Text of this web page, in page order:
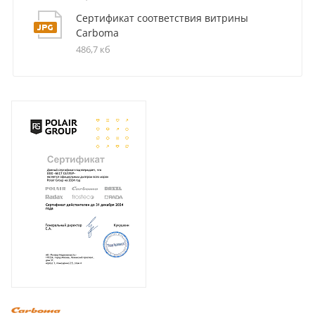
Сертификат соответствия витрины
Carboma
486,7 кб